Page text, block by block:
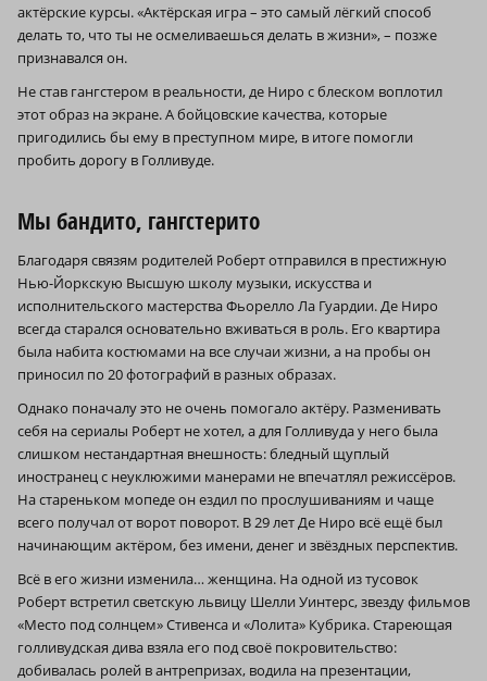
актёрские курсы. «Актёрская игра – это самый лёгкий способ
делать то, что ты не осмеливаешься делать в жизни», – позже
признавался он.
Не став гангстером в реальности, де Ниро с блеском воплотил
этот образ на экране. А бойцовские качества, которые
пригодились бы ему в преступном мире, в итоге помогли
пробить дорогу в Голливуде.
Мы бандито, гангстерито
Благодаря связям родителей Роберт отправился в престижную
Нью-Йоркскую Высшую школу музыки, искусства и
исполнительского мастерства Фьорелло Ла Гуардии. Де Ниро
всегда старался основательно вживаться в роль. Его квартира
была набита костюмами на все случаи жизни, а на пробы он
приносил по 20 фотографий в разных образах.
Однако поначалу это не очень помогало актёру. Разменивать
себя на сериалы Роберт не хотел, а для Голливуда у него была
слишком нестандартная внешность: бледный щуплый
иностранец с неуклюжими манерами не впечатлял режиссёров.
На стареньком мопеде он ездил по прослушиваниям и чаще
всего получал от ворот поворот. В 29 лет Де Ниро всё ещё был
начинающим актёром, без имени, денег и звёздных перспектив.
Всё в его жизни изменила… женщина. На одной из тусовок
Роберт встретил светскую львицу Шелли Уинтерс, звезду фильмов
«Место под солнцем» Стивенса и «Лолита» Кубрика. Стареющая
голливудская дива взяла его под своё покровительство:
добивалась ролей в антрепризах, водила на презентации,